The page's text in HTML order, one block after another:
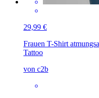
29,99 €
Frauen T-Shirt
Tattoo
von c2b